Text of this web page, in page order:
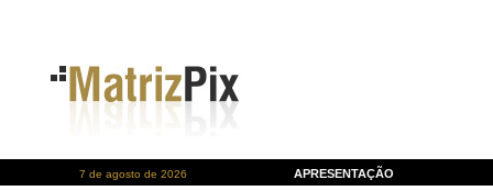
7 de agosto de 2026 APRESENTAÇÃO